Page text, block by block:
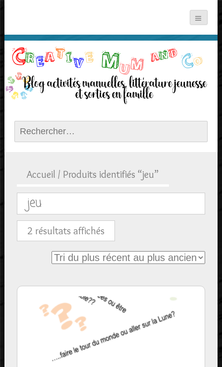
Rechercher :
Accueil / Produits identifiés “jeu”
jeu
2 résultats affichésTrié
du
plus
au
plus